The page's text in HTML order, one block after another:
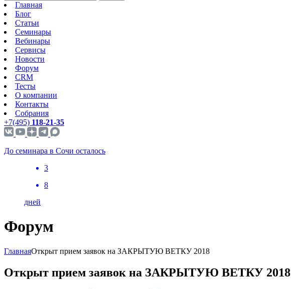
Главная
Блог
Статьи
Семинары
Вебинары
Сервисы
Новости
Форум
CRM
Тесты
О компании
Контакты
Собрания
+7(495) 118-21-35
До семинара в Сочи осталось
3
8
дней
Форум
ГлавнаяОткрыт прием заявок на ЗАКРЫТУЮ ВЕТКУ 2018
Открыт прием заявок на ЗАКРЫТУЮ ВЕТКУ 2018